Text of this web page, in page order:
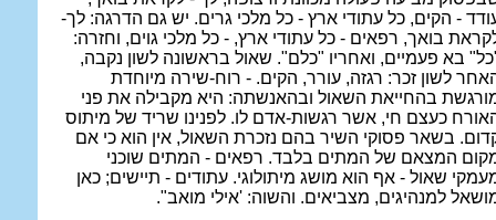
- הקים, כל עתודי ארץ - כל מלכי גרים. יש גם הדרגה: לך-
בואך, רפאים - כל עתודי ארץ, - כל מלכי גוים, וחזרה:
בא פעמיים, ואחריו "כלם". שאול בראשונה לשון נקבה,
לשון זכר: רגזה, עורר, הקים. - רוח-שירה מיוחדת
בהחייאת השאול ובהאנשתה: היא מקבילה את פני
כעצם חי, אשר רגשות-אדם לו. לפנינו שריד של מיתוס
בשאר פסוקי השיר בהם נזכרת השאול, אין הוא כי אם
המצאם של המתים בלבד. רפאים - המתים שוכני
שאול - אף הוא מושג מיתולוגי. עתודים - תיישים; כאן
למנהיגים, מצביאים. והשוה: 'אילי מואב".